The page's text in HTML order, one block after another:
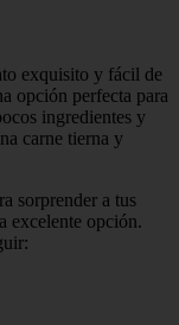
exquisito y fácil de
opción perfecta para
ingredientes y
carne tierna y
sorprender a tus
excelente opción.